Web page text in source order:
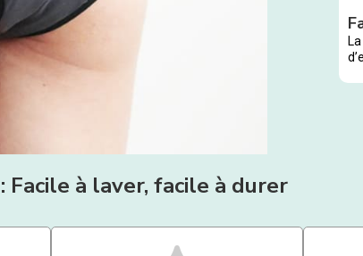
Facile à laver, facile à durer